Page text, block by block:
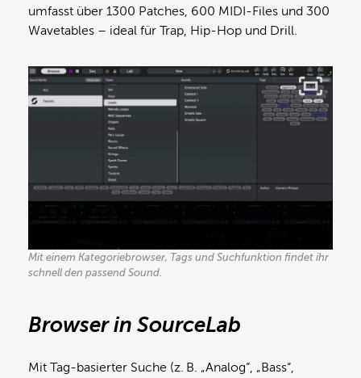
umfasst über 1300 Patches, 600 MIDI-Files und 300
Wavetables – ideal für Trap, Hip-Hop und Drill.
Mit einem Kategoriebrowser, Tags und Suchfunktion findet ihr
schnell den passend Sound.
Browser in SourceLab
Mit Tag-basierter Suche (z. B. „Analog“, „Bass“,